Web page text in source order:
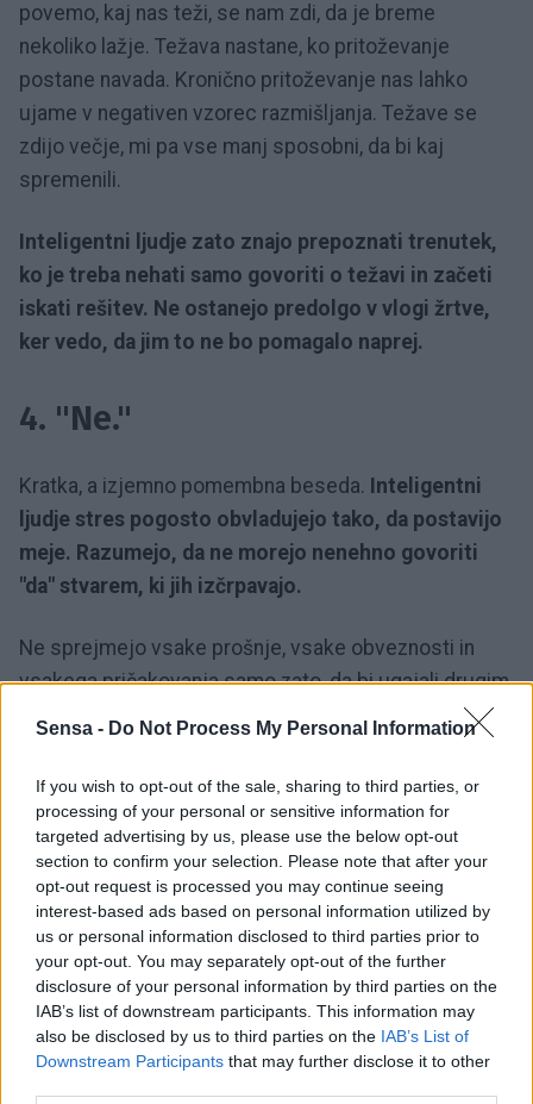
Sensa - Do Not Process My Personal Information
If you wish to opt-out of the sale, sharing to third parties, or
processing of your personal or sensitive information for
targeted advertising by us, please use the below opt-out
section to confirm your selection. Please note that after your
opt-out request is processed you may continue seeing
interest-based ads based on personal information utilized by
us or personal information disclosed to third parties prior to
your opt-out. You may separately opt-out of the further
disclosure of your personal information by third parties on the
IAB’s list of downstream participants. This information may
also be disclosed by us to third parties on the IAB’s List of
Downstream Participants that may further disclose it to other
povemo, kaj nas teži, se nam zdi, da je breme
nekoliko lažje. Težava nastane, ko pritoževanje
postane navada. Kronično pritoževanje nas lahko
ujame v negativen vzorec razmišljanja. Težave se
zdijo večje, mi pa vse manj sposobni, da bi kaj
spremenili.
Inteligentni ljudje zato znajo prepoznati trenutek,
ko je treba nehati samo govoriti o težavi in začeti
iskati rešitev. Ne ostanejo predolgo v vlogi žrtve,
ker vedo, da jim to ne bo pomagalo naprej.
4. "Ne."
Kratka, a izjemno pomembna beseda. Inteligentni
ljudje stres pogosto obvladujejo tako, da postavijo
meje. Razumejo, da ne morejo nenehno govoriti
"da" stvarem, ki jih izčrpavajo.
Ne sprejmejo vsake prošnje, vsake obveznosti in
vsakega pričakovanja samo zato, da bi ugajali drugim.
V nekem trenutku je treba izbrati sebe, tudi če je to
Pogosto pomeni, da spoštujete svoj čas, energijo in
meje.
5. "Potrebujem počitek."
Pametni ljudje razumejo, da počitek ni razkošje,
ampak potreba, zlasti v stresnih situacijah.Po
napornem dnevu se ne silijo vedno v še več dela, še
več dokazovanja in še več obveznosti. Vedo, da se
človek po počitku lažje zbere, bolje odloča in se